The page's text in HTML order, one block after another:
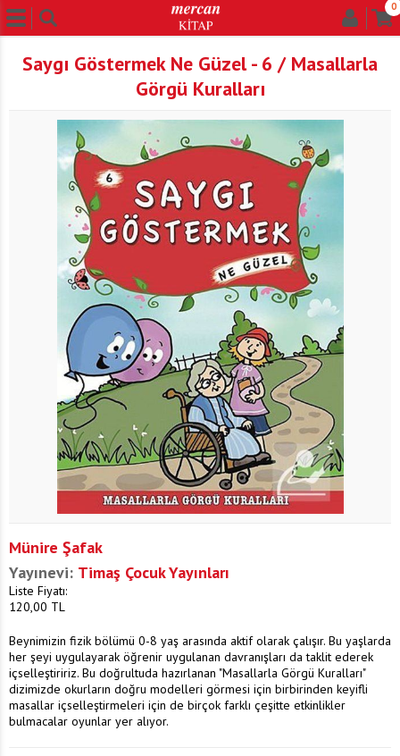
0
Saygı Göstermek Ne Güzel - 6 / Masallarla
Görgü Kuralları
Münire Şafak
Yayınevi: Timaş Çocuk Yayınları
Liste Fiyatı:
120,00 TL
Beynimizin fizik bölümü 0-8 yaş arasında aktif olarak çalışır. Bu yaşlarda
her şeyi uygulayarak öğrenir uygulanan davranışları da taklit ederek
içselleştiririz. Bu doğrultuda hazırlanan "Masallarla Görgü Kuralları"
dizimizde okurların doğru modelleri görmesi için birbirinden keyifli
masallar içselleştirmeleri için de birçok farklı çeşitte etkinlikler
bulmacalar oyunlar yer alıyor.